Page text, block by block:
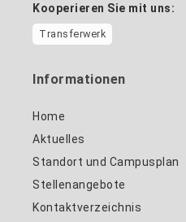
Kooperieren Sie mit uns:
Transferwerk
Informationen
Home
Aktuelles
Standort und Campusplan
Stellenangebote
Kontaktverzeichnis